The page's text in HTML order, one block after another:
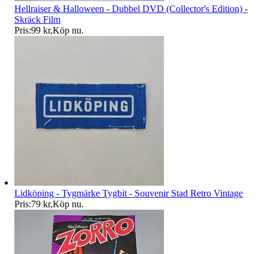
Hellraiser & Halloween - Dubbel DVD (Collector's Edition) -
Skräck Film
Pris:99 kr,Köp nu.
Lidköping - Tygmärke Tygbit - Souvenir Stad Retro Vintage
Pris:79 kr,Köp nu.